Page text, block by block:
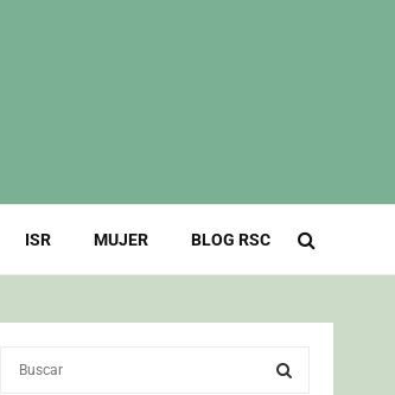
ISR MUJER BLOG RSC